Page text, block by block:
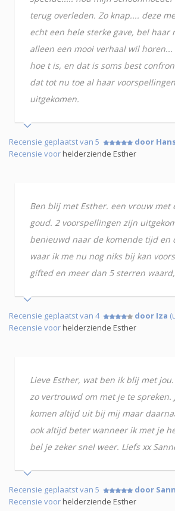
terug overleden. Zo knap.... deze
echt een hele sterke gave, bel haar
alleen een mooi verhaal wil horen...
hoe t is, en dat is soms best
dat tot nu toe al haar
uitgekomen.
Recensie geplaatst van 5
door
Recensie voorhelderziende Esther
Ben blij met Esther. een vrouw met
goud. 2 voorspellingen zijn
benieuwd naar de komende tijd en
waar ik me nu nog niks bij kan
gifted en meer dan 5 sterren
Recensie geplaatst van 4 door Iza
Recensie voorhelderziende Esther
Lieve Esther, wat ben ik blij met
zo vertrouwd om met je te spreken.
komen altijd uit bij mij maar
ook altijd beter wanneer ik met je
bel je zeker snel weer. Liefs xx
Recensie geplaatst van 5 door
Recensie voorhelderziende Esther